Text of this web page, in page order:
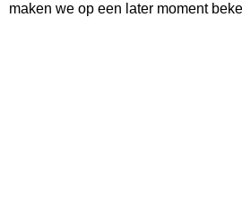
maken we op een later moment